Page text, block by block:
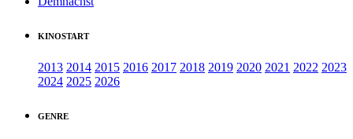
KINOSTART
2013 2014 2015 2016 2017 2018 2019 2020 2021 2022 2023
2024 2025 2026
GENRE